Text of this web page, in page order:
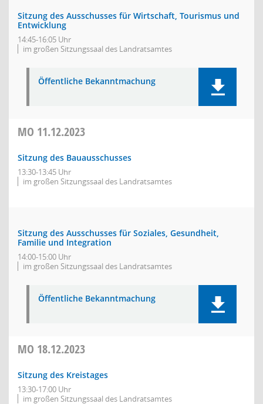
Sitzung des Ausschusses für Wirtschaft, Tourismus und
Entwicklung
14:45-16:05 Uhr
im großen Sitzungssaal des Landratsamtes
Öffentliche Bekanntmachung
MO 11.12.2023
Sitzung des Bauausschusses
13:30-13:45 Uhr
im großen Sitzungssaal des Landratsamtes
Sitzung des Ausschusses für Soziales, Gesundheit,
Familie und Integration
14:00-15:00 Uhr
im großen Sitzungssaal des Landratsamtes
Öffentliche Bekanntmachung
MO 18.12.2023
Sitzung des Kreistages
13:30-17:00 Uhr
im großen Sitzungssaal des Landratsamtes